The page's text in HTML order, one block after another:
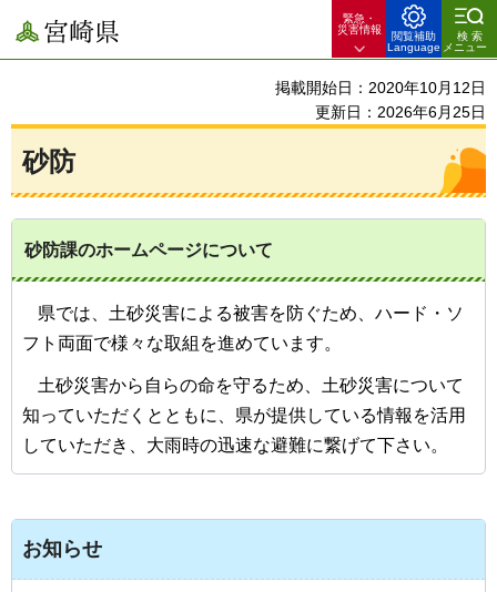
宮崎県
緊急・
災害情報
閲覧補助
Language
検索
メニュー
掲載開始日：2020年10月12日
更新日：2026年6月25日
砂防
砂防課のホームページについて
県では、土砂災害による被害を防ぐため、ハード・ソ
フト両面で様々な取組を進めています。
土砂災害から自らの命を守るため、土砂災害について
知っていただくとともに、県が提供している情報を活用
していただき、大雨時の迅速な避難に繋げて下さい。
お知らせ